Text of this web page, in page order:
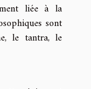
liée à la
sont
le tantra, le